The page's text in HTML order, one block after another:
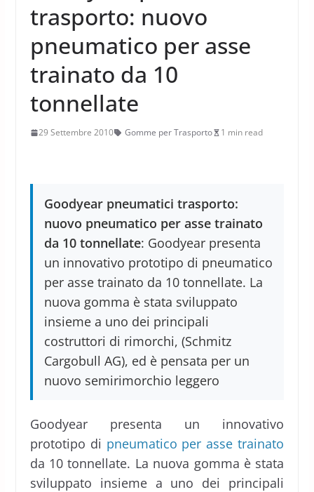
trasporto: nuovo
pneumatico per asse
trainato da 10
tonnellate
29 Settembre 2010 Gomme per Trasporto 1 min read
Goodyear pneumatici trasporto:
nuovo pneumatico per asse trainato
da 10 tonnellate: Goodyear presenta
un innovativo prototipo di pneumatico
per asse trainato da 10 tonnellate. La
nuova gomma è stata sviluppato
insieme a uno dei principali
costruttori di rimorchi, (Schmitz
Cargobull AG), ed è pensata per un
nuovo semirimorchio leggero
Goodyear presenta un innovativo
prototipo di pneumatico per asse trainato
da 10 tonnellate. La nuova gomma è stata
sviluppato insieme a uno dei principali